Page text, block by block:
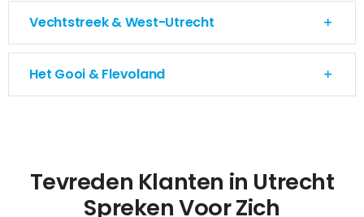
Vechtstreek & West-Utrecht
Het Gooi & Flevoland
Tevreden Klanten in Utrecht
Spreken Voor Zich